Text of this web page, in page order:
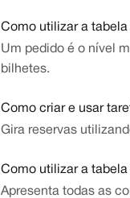
Como utilizar a tabela
Um pedido é o nível
bilhetes.
Como criar e usar
Gira reservas
Como utilizar a
Apresenta todas as